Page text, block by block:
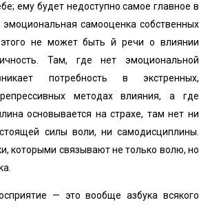
ему будет недоступно самое главное в
самооценка собственных
не может быть й речи о влиянии
Там, где нет эмоциональной
потребность в экстренных,
методах влияния, а где
основывается на страхе, там нет ни
силы воли, ни самодисциплины.
которыми связывают не только волю, но
— это вообще азбука всякого